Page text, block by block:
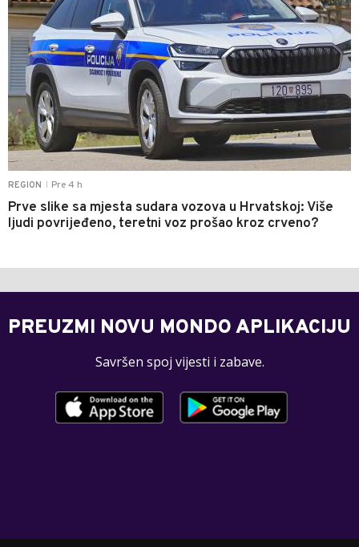
REGION Pre 4 h
Prve slike sa mjesta sudara vozova u Hrvatskoj: Više
ljudi povrijeđeno, teretni voz prošao kroz crveno?
PREUZMI NOVU MONDO APLIKACIJU
Savršen spoj vijesti i zabave.